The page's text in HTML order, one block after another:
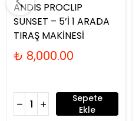
ANDIS PROCLIP
SUNSET – 5’İ 1 ARADA
TIRAŞ MAKİNESİ
₺ 8,000.00
Sepete
Ekle